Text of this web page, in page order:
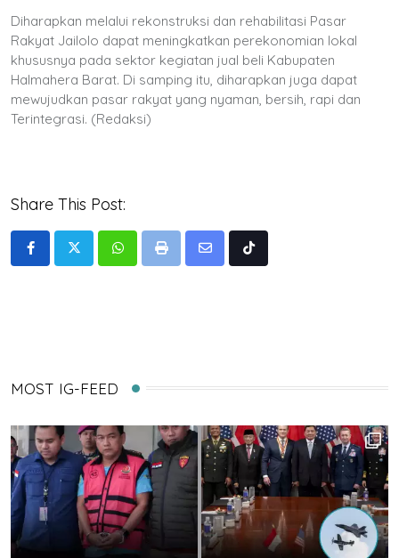
Diharapkan melalui rekonstruksi dan rehabilitasi Pasar
Rakyat Jailolo dapat meningkatkan perekonomian lokal
khususnya pada sektor kegiatan jual beli Kabupaten
Halmahera Barat. Di samping itu, diharapkan juga dapat
mewujudkan pasar rakyat yang nyaman, bersih, rapi dan
Terintegrasi. (Redaksi)
Share This Post:
WhatsappPrint
Share
Tiktok
MOST IG-FEED